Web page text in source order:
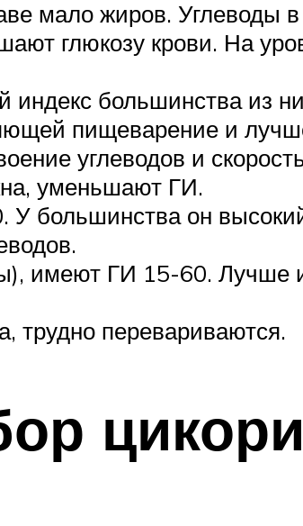
мало жиров. Углеводы
глюкозу крови. На
большинства из
пищеварение и
углеводов и
уменьшают ГИ.
большинства он
имеют ГИ 15-60. Лучше
трудно перевариваются.